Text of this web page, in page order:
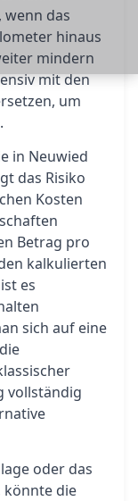
das
hinaus
mindern
mit den
um
in Neuwied
das Risiko
Kosten
Betrag pro
kalkulierten
es
sich auf eine
vollständig
oder das
könnte die